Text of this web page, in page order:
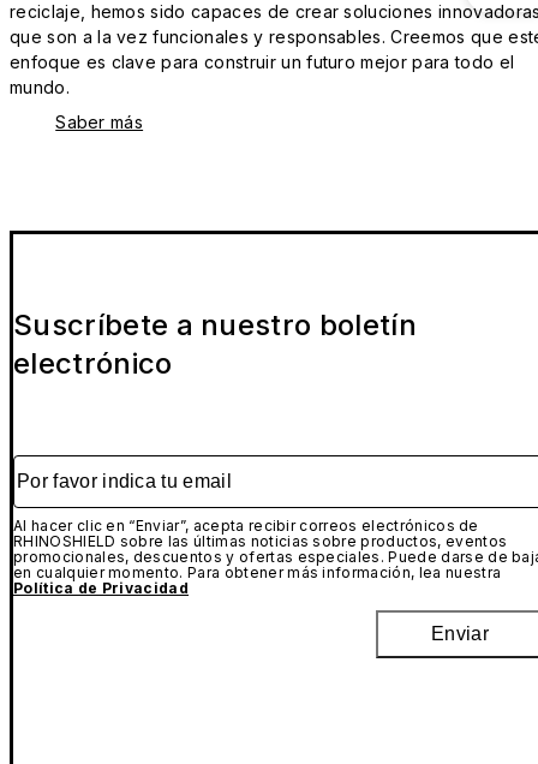
reciclaje, hemos sido capaces de crear soluciones
que son a la vez funcionales y responsables. Creemos que
enfoque es clave para construir un futuro mejor para todo el
mundo.
Saber más
Suscríbete a nuestro boletín
electrónico
Por favor indica tu email
Al hacer clic en “Enviar”, acepta recibir correos electrónicos de
RHINOSHIELD sobre las últimas noticias sobre productos, eventos
promocionales, descuentos y ofertas especiales. Puede darse de
en cualquier momento. Para obtener más información, lea nuestra
Política de Privacidad
Enviar